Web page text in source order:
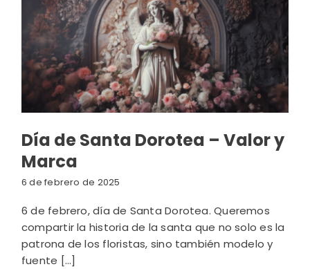
Día de Santa Dorotea – Valor y
Marca
6 de febrero de 2025
6 de febrero, día de Santa Dorotea. Queremos
compartir la historia de la santa que no solo es la
patrona de los floristas, sino también modelo y
fuente [...]